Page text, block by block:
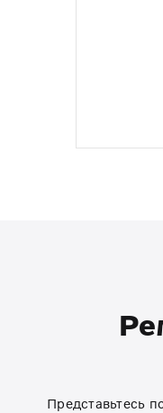
Представьтесь